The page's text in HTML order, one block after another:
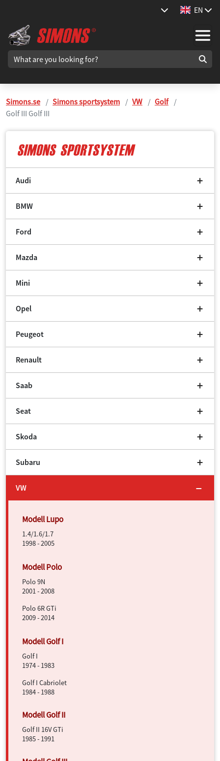
EN
Simons.se Simons sportsystem VW
Golf
Golf III Golf III
Audi
BMW
Ford
Mazda
Mini
Opel
Peugeot
Renault
Saab
Seat
Skoda
Subaru
VW
1.4/1.6/1.7
1998 - 2005
Polo 9N
2001 - 2008
Polo 6R GTi
2009 - 2014
Golf I
1974 - 1983
Golf I Cabriolet
1984 - 1988
Golf II 16V GTi
1985 - 1991